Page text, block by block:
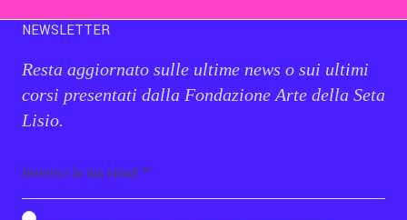
NEWSLETTER
Resta aggiornato sulle ultime news o sui ultimi
corsi presentati dalla Fondazione Arte della Seta
Lisio.
b_b43a7bd9734c7124b3be52921_1911023b36